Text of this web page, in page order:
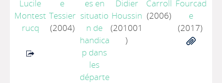
Lucile
Montest
rucq
e
Tessier
(2004)
es en
situatio
n de
handica
p dans
les
départe
Didier
Houssin
(201001
)
Carroll
(2006)
Fourcad
e
(2017)